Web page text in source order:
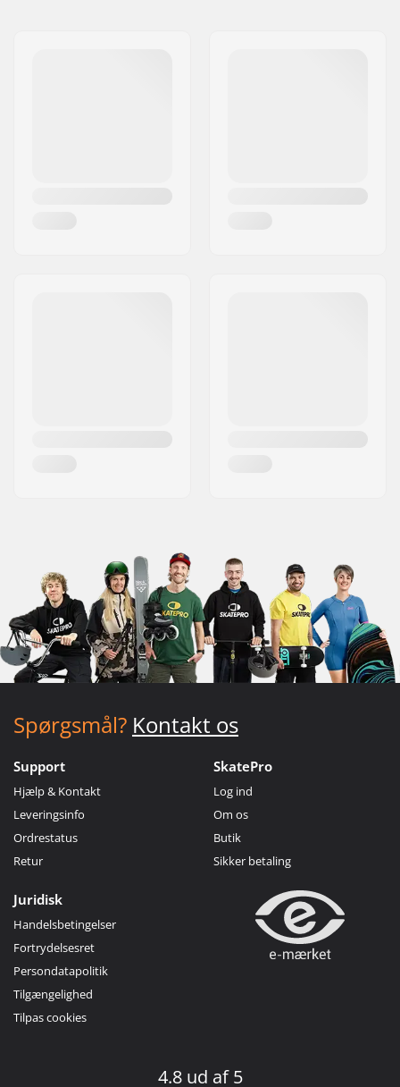
Spørgsmål? Kontakt os
Support
Hjælp & Kontakt
Leveringsinfo
Ordrestatus
Retur
SkatePro
Log ind
Om os
Butik
Sikker betaling
Juridisk
Handelsbetingelser
Fortrydelsesret
Persondatapolitik
Tilgængelighed
Tilpas cookies
4.8 ud af 5